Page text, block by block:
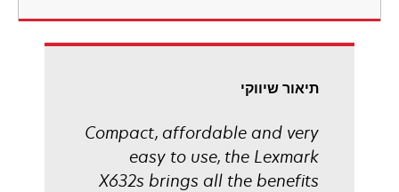
new
תיאור שיווקי
Compact, affordable and very
easy to use, the Lexmark
X632s brings all the benefits